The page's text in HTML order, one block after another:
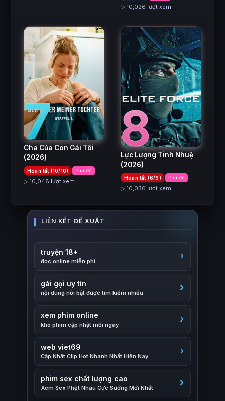
▷ 10,026 lượt xem
7
Cha Của Con Gái Tôi
(2026)
Hoàn tất (10/10) Phụ đề
▷ 10,048 lượt xem
8
Lực Lượng Tinh Nhuệ
(2026)
Hoàn tất (6/6) Phụ đề
▷ 10,030 lượt xem
truyện 18+
đọc online miễn phí
gái gọi uy tín
nội dung nổi bật được tìm kiếm nhiều
xem phim online
kho phim cập nhật mỗi ngày
web viet69
Cập Nhật Clip Hot Nhanh Nhất Hiện Nay
phim sex chất lượng cao
Xem Sex Phệt Nhau Cực Sướng Mới Nhất